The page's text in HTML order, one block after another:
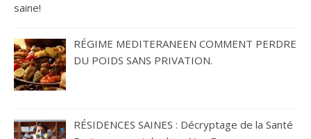
saine!
RÉGIME MEDITERANEEN COMMENT PERDRE
DU POIDS SANS PRIVATION.
RÉSIDENCES SAINES : Décryptage de la Santé